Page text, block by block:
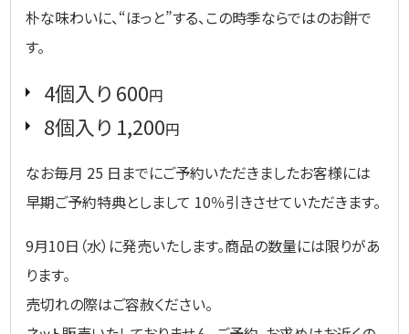
朴な味わいに、“ほっと”する、この時季ならではのお餅で
す。
4個入り 600円
8個入り 1,200円
なお毎月 25 日までにご予約いただきましたお客様には
早期ご予約特典としまして 10％引きさせていただきます。
9月10日（水）に発売いたします。商品の数量には限りがあ
ります。
売切れの際はご容赦ください。